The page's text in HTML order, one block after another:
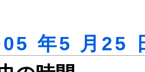
年5 月25